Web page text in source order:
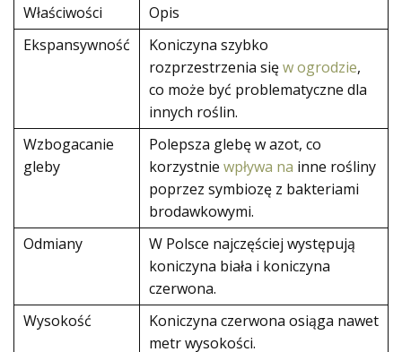
Właściwości
Opis
Ekspansywność
Koniczyna szybko
rozprzestrzenia sięw ogrodzie,
co może być problematyczne dla
innych roślin.
Wzbogacanie
gleby
Polepsza glebę w azot, co
korzystnie wpływa na inne rośliny
poprzez symbiozę z bakteriami
brodawkowymi.
Odmiany
W Polsce najczęściej występują
koniczyna biała i koniczyna
czerwona.
Wysokość
Koniczyna czerwona osiąga nawet
metr wysokości.